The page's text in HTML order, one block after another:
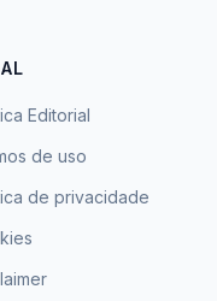
Editorial
de uso
de privacidade